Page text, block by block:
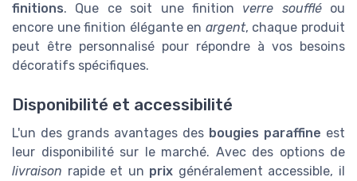
finitions. Que ce soit une finition verre souffléou
encore une finition élégante en argent, chaque produit
peut être personnalisé pour répondre à vos besoins
décoratifs spécifiques.
Disponibilité et accessibilité
L'un des grands avantages des bougies paraffine est
leur disponibilité sur le marché. Avec des options de
livraison rapide et un prix généralement accessible, il